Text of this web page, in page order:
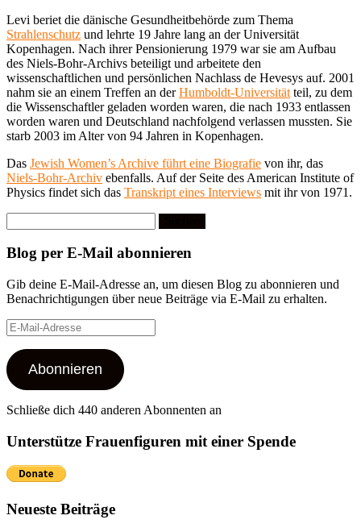
Levi beriet die dänische Gesundheitbehörde zum Thema
Strahlenschutz und lehrte 19 Jahre lang an der Universität
Kopenhagen. Nach ihrer Pensionierung 1979 war sie am Aufbau
des Niels-Bohr-Archivs beteiligt und arbeitete den
wissenschaftlichen und persönlichen Nachlass de Hevesys auf. 2001
nahm sie an einem Treffen an derHumboldt-Universität teil, zu dem
die Wissenschaftler geladen worden waren, die nach 1933 entlassen
worden waren und Deutschland nachfolgend verlassen mussten. Sie
starb 2003 im Alter von 94 Jahren in Kopenhagen.
Das Jewish Women’s Archive führt eine Biografie von ihr, das
Niels-Bohr-Archiv ebenfalls. Auf der Seite des American Institute of
Physics findet sich das Transkript eines Interviews mit ihr von 1971.
nach:
Blog per E-Mail abonnieren
Gib deine E-Mail-Adresse an, um diesen Blog zu abonnieren und
Benachrichtigungen über neue Beiträge via E-Mail zu erhalten.
E-
Mail-
Adresse
Abonnieren
Schließe dich 440 anderen Abonnenten an
Unterstütze Frauenfiguren mit einer Spende
Neueste Beiträge